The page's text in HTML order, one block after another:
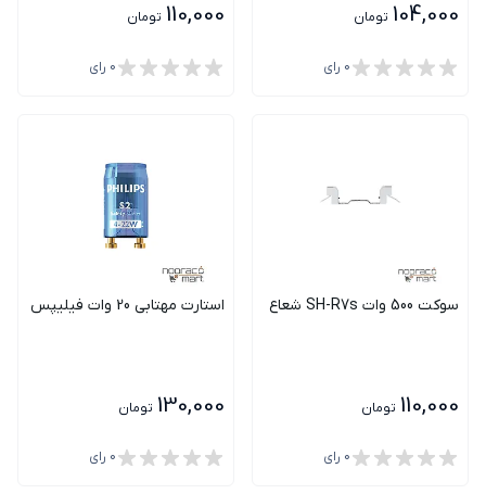
104,000 تومان
0 رای
110,000 تومان
0 رای
سوکت 500 وات SH-R7s شعاع
110,000 تومان
0 رای
استارت مهتابی 20 وات فیلیپس
130,000 تومان
0 رای